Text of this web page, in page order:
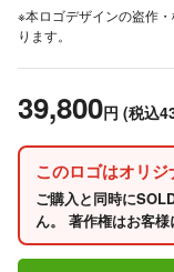
※本ロゴデザインの盗作
ります。
39,800円 (税込
このロゴはオリ
ご購入と同時に
ん。 著作権はお客様